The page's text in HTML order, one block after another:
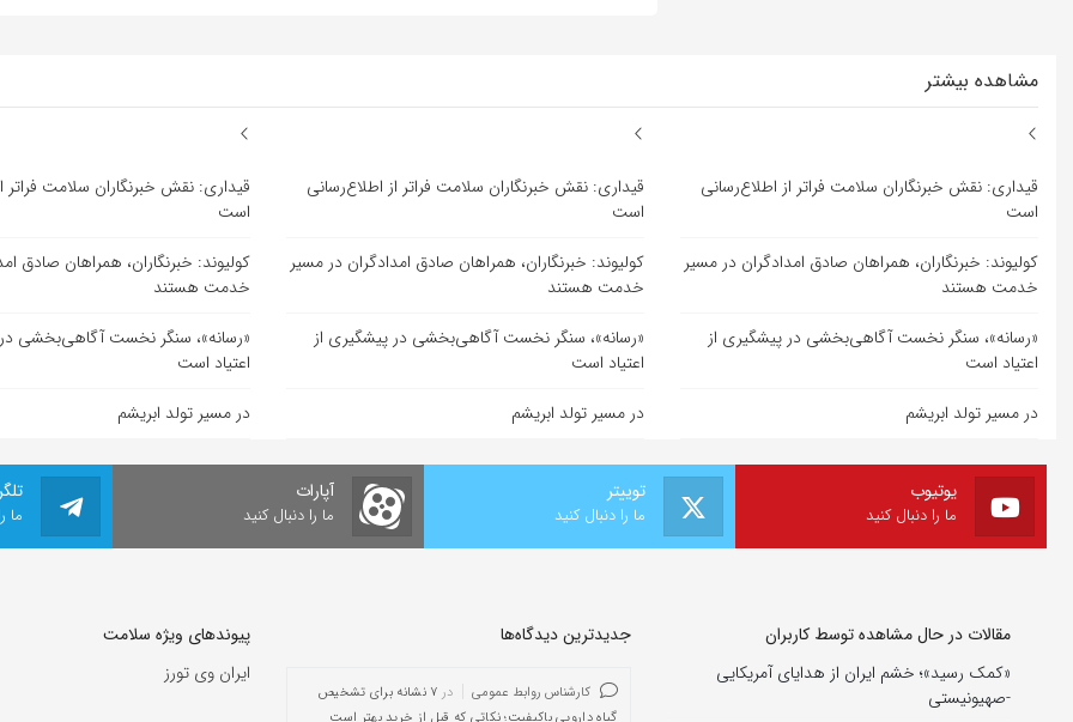
مشاهده بیشتر
قیداری: نقش خبرنگاران سلامت فراتر از اطلاع‌رسانی
است
کولیوند: خبرنگاران، همراهان صادق امدادگران در مسیر
خدمت هستند
«رسانه»، سنگر نخست آگاهی‌بخشی در پیشگیری از
اعتیاد است
در مسیر تولد ابریشم
قیداری: نقش خبرنگاران سلامت فراتر از اطلاع‌رسانی
است
کولیوند: خبرنگاران، همراهان صادق امدادگران در مسیر
خدمت هستند
«رسانه»، سنگر نخست آگاهی‌بخشی در پیشگیری از
اعتیاد است
در مسیر تولد ابریشم
قیداری: نقش خبرنگاران سلامت فراتر
است
کولیوند: خبرنگاران، همراهان صادق
خدمت هستند
«رسانه»، سنگر نخست آگاهی‌بخشی
اعتیاد است
در مسیر تولد ابریشم
ما
آپارات
ما را دنبال کنید
توییتر
ما را دنبال کنید
یوتیوب
ما را دنبال کنید
مقالات در حال مشاهده توسط کاربران
«کمک رسید»؛ خشم ایران از هدایای آمریکایی
-صهیونیستی
جدیدترین دیدگاه‌‌ها
کارشناس روابط عمومی در
۷ نشانه برای تشخیص
گیاه دارویی باکیفیت؛ نکاتی که قبل از خرید بهتر است
پیوندهای ویژه سلامت
ایران وی تورز